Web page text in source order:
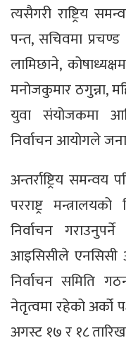
त्यसैगरी राष्ट्रिय
पन्त, सचिवमा प्रचण्ड
लामिछाने,
मनोजकुमार ठगुन्ना,
युवा संयोजकमा
निर्वाचन आयोगले
अन्तर्राष्ट्रिय
परराष्ट्र
निर्वाचन
आइसिसीले एनसिसी
निर्वाचन समिति
नेतृत्वमा रहेको अर्को
अगस्ट १७ र १८